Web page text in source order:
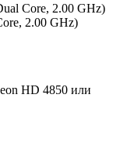
Core, 2.00 GHz)
2.00 GHz)
HD 4850 или